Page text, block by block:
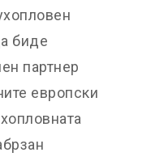
биде
партнер
европски